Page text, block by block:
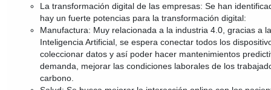
La transformación digital de las empresas: Se han
hay un fuerte potencias para la transformación digital:
Manufactura: Muy relacionada a la industria 4.0, gracias a
Inteligencia Artificial, se espera conectar todos los
coleccionar datos y así poder hacer mantenimientos
demanda, mejorar las condiciones laborales de los
carbono.